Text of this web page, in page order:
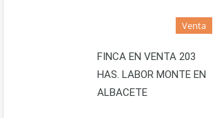
Venta
FINCA EN VENTA 203
HAS. LABOR MONTE EN
ALBACETE